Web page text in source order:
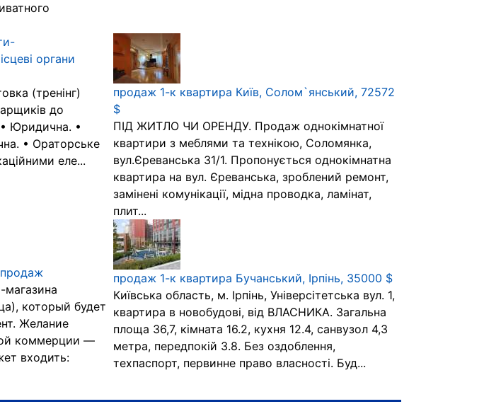
органи
(тренінг)
до
• Юридична. •
• Ораторське
еле...
продаж 1-к квартира Київ, Солом`янський, 72572
$
ПІД ЖИТЛО ЧИ ОРЕНДУ. Продаж однокімнатної
квартири з меблями та технікою, Соломянка,
вул.Єреванська 31/1. Пропонується однокімнатна
квартира на вул. Єреванська, зроблений ремонт,
замінені комунікації, мідна проводка, ламінат,
плит...
магазина
который будет
Желание
коммерции —
входить:
продаж 1-к квартира Бучанський, Ірпінь, 35000 $
Київська область, м. Ірпінь, Універсітетська вул. 1,
квартира в новобудові, від ВЛАСНИКА. Загальна
площа 36,7, кімната 16.2, кухня 12.4, санвузол 4,3
метра, передпокій 3.8. Без оздоблення,
техпаспорт, первинне право власності. Буд...